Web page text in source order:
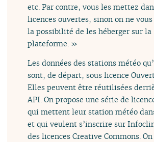
etc. Par contre, vous les mettez
licences ouvertes, sinon on ne
la possibilité de les héberger sur la
plateforme. »
Les données des stations météo
sont, de départ, sous licence
Elles peuvent être réutilisées
API. On propose une série de
qui mettent leur station météo
et qui veulent s’inscrire sur
des licences Creative Commons.